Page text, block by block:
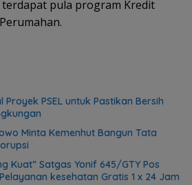
terdapat pula program Kredit
PSEL untuk Pastikan Bersih
Minta Kemenhut Bangun Tata
Kuat” Satgas Yonif 645/GTY Pos
kesehatan Gratis 1 x 24 Jam